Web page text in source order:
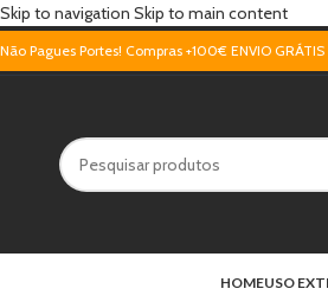
Skip to navigation Skip to main content
Não Pagues Portes! Compras +100€ ENVIO
HOMEUSO